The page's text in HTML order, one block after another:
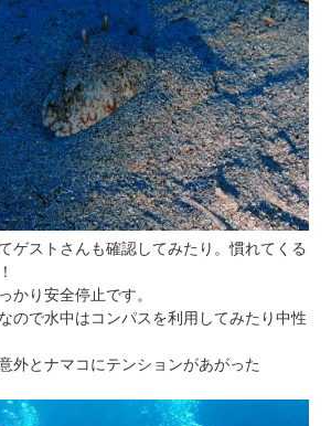
ゲストさんも確認してみたり。慣れてくる
かり安全停止です。
ので水中はコンパスを利用してみたり中性
外とナマコにテンションがあがった